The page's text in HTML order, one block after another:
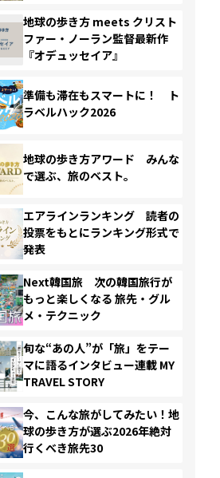
地球の歩き方 meets クリスト
ファー・ノーラン監督最新作
『オデュッセイア』
準備も滞在もスマートに！ ト
ラベルハック2026
地球の歩き方アワード みんな
で選ぶ、旅のベスト。
エアラインランキング 読者の
投票をもとにランキング形式で
発表
Next韓国旅 次の韓国旅行が
もっと楽しくなる 旅先・グル
メ・テクニック
旬な“あの人”が「旅」をテー
マに語るインタビュー連載 MY
TRAVEL STORY
今、こんな旅がしてみたい！地
球の歩き方が選ぶ2026年絶対
行くべき旅先30